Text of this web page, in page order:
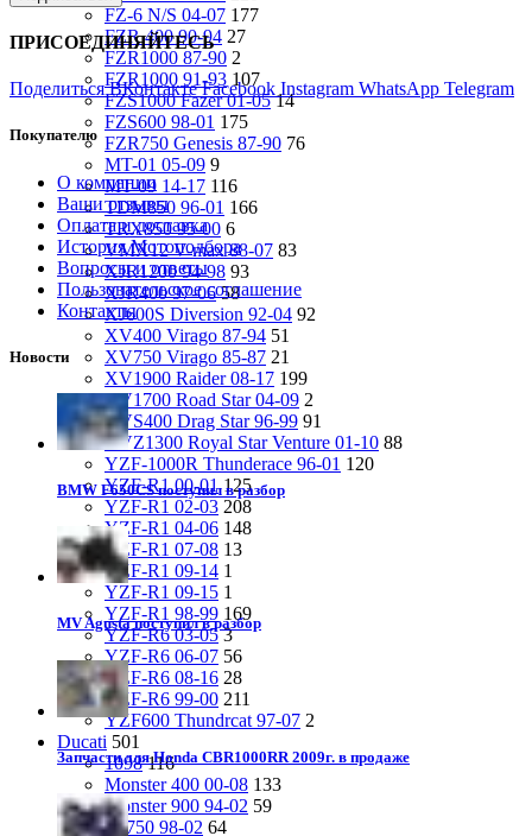
FZ-6 N/S 04-07 177
FZR 400 90-94 27
FZR1000 87-90 2
FZR1000 91-93 107
FZS1000 Fazer 01-05 14
FZS600 98-01 175
FZR750 Genesis 87-90 76
MT-01 05-09 9
MT-09 14-17 116
TDM850 96-01 166
TRX850 95-00 6
VMX12 V-max 88-07 83
XJR1200 94-98 93
XJR400 97-06 58
XJ600S Diversion 92-04 92
XV400 Virago 87-94 51
XV750 Virago 85-87 21
XV1900 Raider 08-17 199
XV1700 Road Star 04-09 2
XVS400 Drag Star 96-99 91
XVZ1300 Royal Star Venture 01-10 88
YZF-1000R Thunderace 96-01 120
YZF-R1 00-01 125
YZF-R1 02-03 208
YZF-R1 04-06 148
YZF-R1 07-08 13
YZF-R1 09-14 1
YZF-R1 09-15 1
YZF-R1 98-99 169
YZF-R6 03-05 3
YZF-R6 06-07 56
YZF-R6 08-16 28
YZF-R6 99-00 211
YZF600 Thundrcat 97-07 2
Ducati 501
1098 116
Monster 400 00-08 133
Monster 900 94-02 59
SS750 98-02 64
ПРИСОЕДИНЯЙТЕСЬ
Поделиться ВКонтакте Facebook Instagram WhatsApp Telegram
Покупателю
О компании
Ваши отзывы
Оплата и доставка
История Мотоподбора
Вопросы и ответы
Пользовательское соглашение
Контакты
Новости
BMW F650CS поступил в разбор
MV Agusta поступил в разбор
Запчасти для Honda CBR1000RR 2009г. в продаже